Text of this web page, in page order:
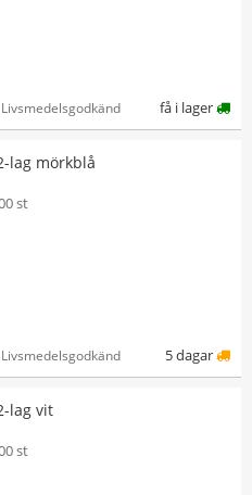
få i lager
lag mörkblå
st
5 dagar
lag vit
st